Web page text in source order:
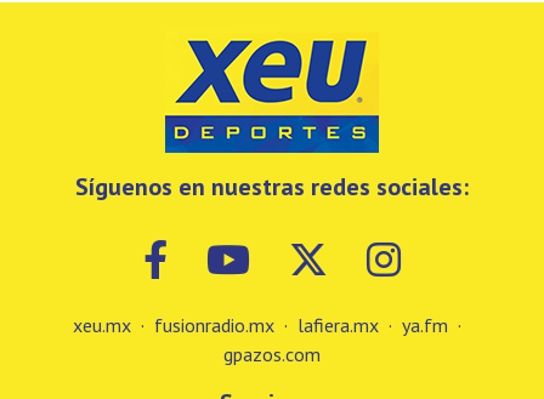
Síguenos en nuestras redes sociales:
xeu.mx · fusionradio.mx · lafiera.mx · ya.fm ·
gpazos.com